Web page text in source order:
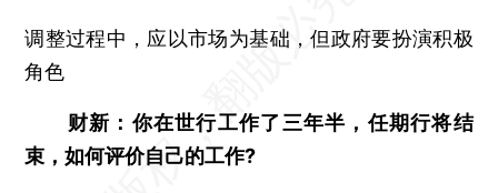
调整过程中，应以市场为基础，但政府要扮演积极
角色
财新：你在世行工作了三年半，任期行将结
束，如何评价自己的工作?